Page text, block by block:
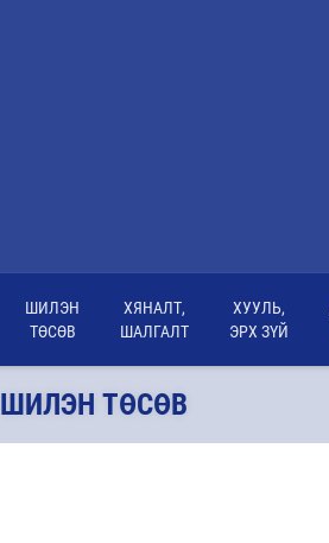
ШИЛЭН
ТӨСӨВ
ХЯНАЛТ,
ШАЛГАЛТ
ХУУЛЬ,
ЭРХ ЗҮЙ
ШИЛЭН ТӨСӨВ